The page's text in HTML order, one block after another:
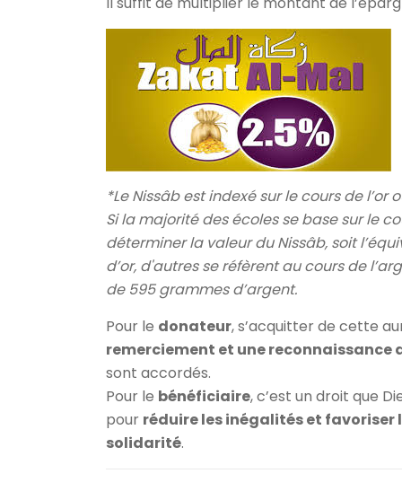
*Le Nissâb est indexé sur le cours de l’or
Si la majorité des écoles se base sur le
déterminer la valeur du Nissâb, soit
d’or, d'autres se réfèrent au cours de
de 595 grammes d’argent.
Pour le donateur, s’acquitter de cette
remerciement et une reconnaissance
sont accordés.
Pour le bénéficiaire, c’est un droit que
pour réduire les inégalités et favoriser
solidarité.